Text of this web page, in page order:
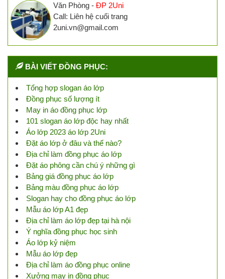
Văn Phòng - ĐP 2Uni
Call: Liên hệ cuối trang
2uni.vn@gmail.com
BÀI VIẾT ĐỒNG PHỤC:
Tổng hợp slogan áo lớp
Đồng phục số lượng ít
May in áo đồng phục lớp
101 slogan áo lớp độc hay nhất
Áo lớp 2023 áo lớp 2Uni
Đặt áo lớp ở đâu và thế nào?
Địa chỉ làm đồng phục áo lớp
Đặt áo phông cần chú ý những gì
Bảng giá đồng phục áo lớp
Bảng màu đồng phục áo lớp
Slogan hay cho đồng phục áo lớp
Mẫu áo lớp A1 đẹp
Địa chỉ làm áo lớp đẹp tại hà nội
Ý nghĩa đồng phục học sinh
Áo lớp kỷ niệm
Mẫu áo lớp đẹp
Địa chỉ làm áo đồng phục online
Xưởng may in đồng phục